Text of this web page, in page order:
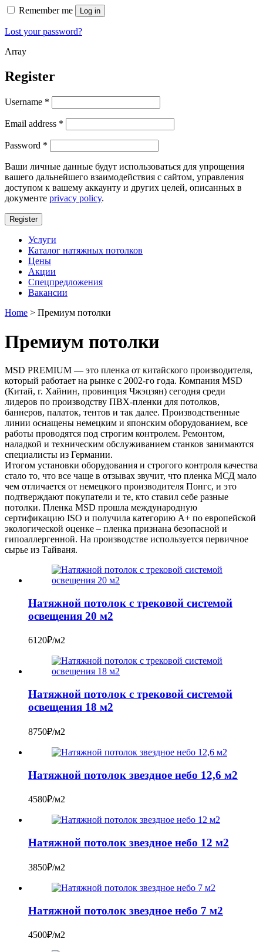
Remember me Log in
Lost your password?
Array
Register
Username *
Email address *
Password *
Ваши личные данные будут использоваться для упрощения
вашего дальнейшего взаимодействия с сайтом, управления
доступом к вашему аккаунту и других целей, описанных в
документе privacy policy.
Register
Услуги
Каталог натяжных потолков
Цены
Акции
Спецпредложения
Вакансии
Home > Премиум потолки
Премиум потолки
MSD PREMIUM — это пленка от китайского производителя,
который работает на рынке с 2002-го года. Компания MSD
(Китай, г. Хайнин, провинция Чжэцзян) сегодня среди
лидеров по производству ПВХ-пленки для потолков,
баннеров, палаток, тентов и так далее. Производственные
линии оснащены немецким и японским оборудованием, все
работы проводятся под строгим контролем. Ремонтом,
наладкой и техническим обслуживанием станков занимаются
специалисты из Германии.
Итогом установки оборудования и строгого контроля качества
стало то, что все чаще в отзывах звучит, что пленка МСД мало
чем отличается от немецкого производителя Понгс, и это
подтверждают покупатели и те, кто ставил себе разные
потолки. Пленка MSD прошла международную
сертификацию ISO и получила категорию A+ по европейской
экологической оценке – пленка признана безопасной и
гипоаллергенной. На производстве используется первичное
сырье из Тайваня.
Натяжной потолок с трековой системой
освещения 20 м2
6120₽/м2
Натяжной потолок с трековой системой
освещения 18 м2
8750₽/м2
Натяжной потолок звездное небо 12,6 м2
4580₽/м2
Натяжной потолок звездное небо 12 м2
3850₽/м2
Натяжной потолок звездное небо 7 м2
4500₽/м2